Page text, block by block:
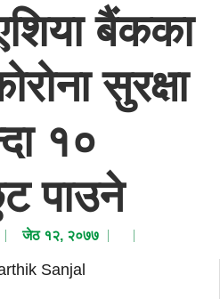
बैंकका
सुरक्षा
१०
पाउने
जेठ १२, २०७७
Sanjal